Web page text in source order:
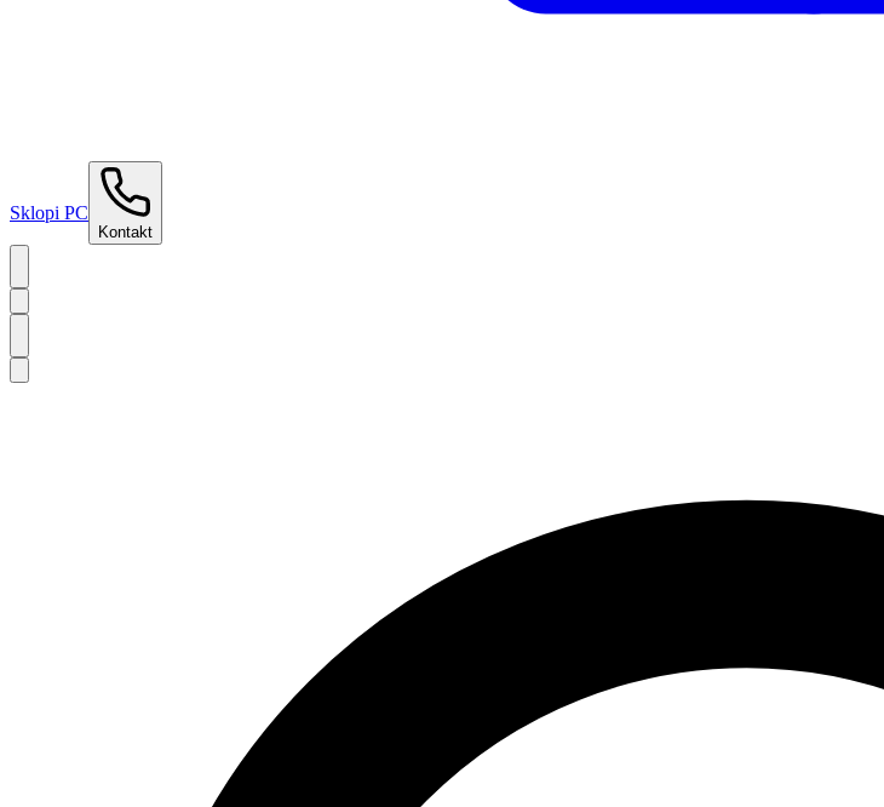
Sklopi PC
Kontakt